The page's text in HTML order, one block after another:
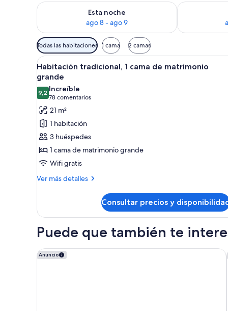
Esta noche
ago 8 - ago 9
Consulta la disponibilidad para esta noche, ago 8 -
Consulta la
Filtros
disponibles
para
las
habitaciones
Todas las habitaciones 1 cama 2 camas
Abrir
todas
las
fotos
de
Habitación
tradicional,
1
cama
de
matrimonio
Habitación de hotel con
4
Habitación tradicional, 1 cama de matrimonio
grande
9,29,2 de 10
Increíble
78 comentarios
(78 comentarios)
21 m²
1 habitación
3 huéspedes
1 cama de matrimonio grande
Wifi gratis
Ver más detalles
Más
tradicional,
cama
matrimonio
grande
Consultar precios y
Puede que también te
Anuncio
InterContinental Real Lima Miraflores by IHG